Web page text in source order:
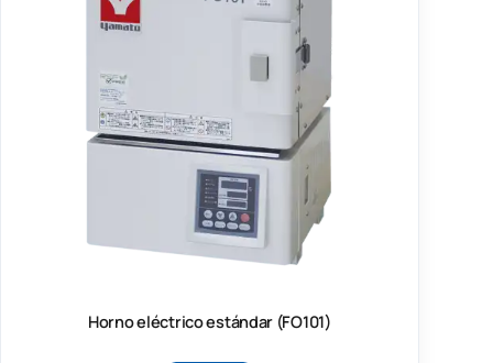
Horno eléctrico estándar (FO101)